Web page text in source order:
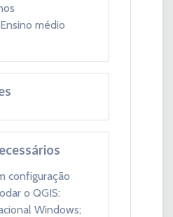
médio
configuração
o QGIS:
Windows;